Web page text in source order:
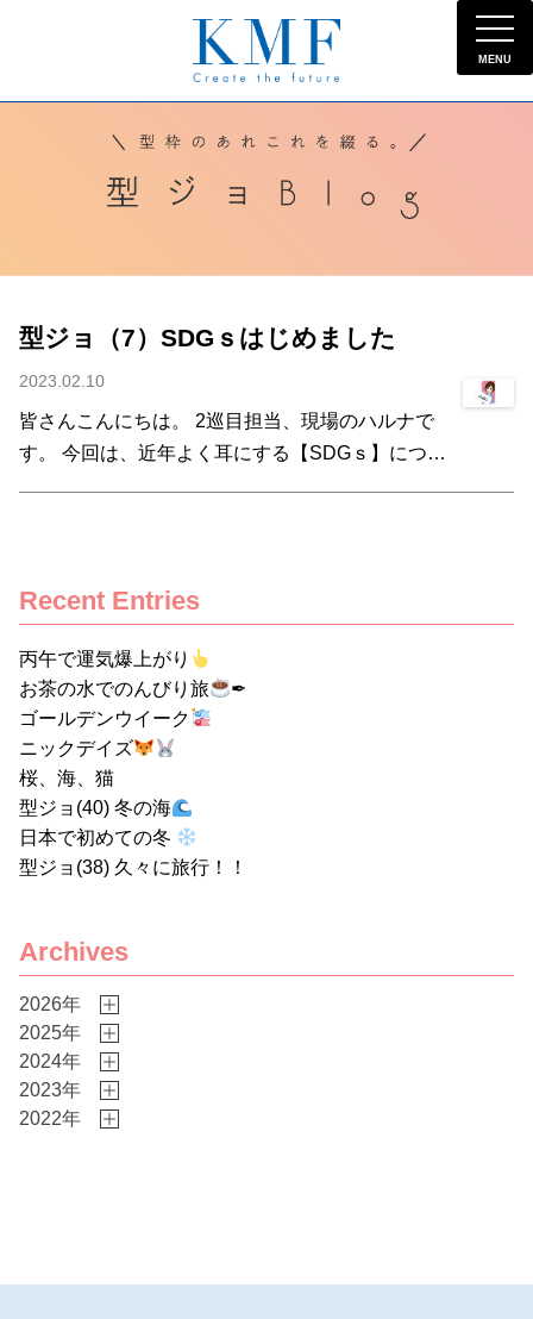
MENU
型ジョ（7）SDGｓはじめました
2023.02.10
皆さんこんにちは。 2巡目担当、現場のハルナで
す。 今回は、近年よく耳にする【SDGｓ】につい
業55周年の記念事業の一つとして、SDGｓの理念に
賛同し、目標達成のための活動と普及に努めていま
す。 こちらのロゴ、 皆さんも見かけたことはあり
ませんか？ 国連が提唱する「持続可能な開発目標
（SDGｓ）」 私個人のおとぼけな話。大手企業し
か賛同し、活動参加できないのでは？と、思ってい
ました。 気づけば色んなところで見かけて、実践し
ている企業が多くなってきているなと。 SDGｓを
知れば知るほど、生きている限り全世界の誰でも参
①日本やアジアのインフラとまちづくりを支えてい
く ★プレキャストコンクリート型枠の供給を通して
世界のインフラ構築を支えていきます。 ★インドネ
シアにも工場があるため、日本国内だけでなくアジ
アの途上国の発展に貢献していきます。 ②ダイバ
ーシティ経営を推進する ★生産拠点の有るインドネ
できる職場を目指します。 ③環境や社会にや
Recent Entries
丙午で運気爆上がり
お茶の水でのんびり旅
✒
ゴールデンウイーク
ニックデイズ
桜、海、猫
型ジョ(40) 冬の海
日本で初めての冬
型ジョ(38) 久々に旅行！！
Archives
2026年
2025年
2024年
2023年
2022年